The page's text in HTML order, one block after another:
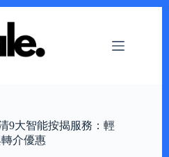
9大智能按揭服務：輕
介優惠